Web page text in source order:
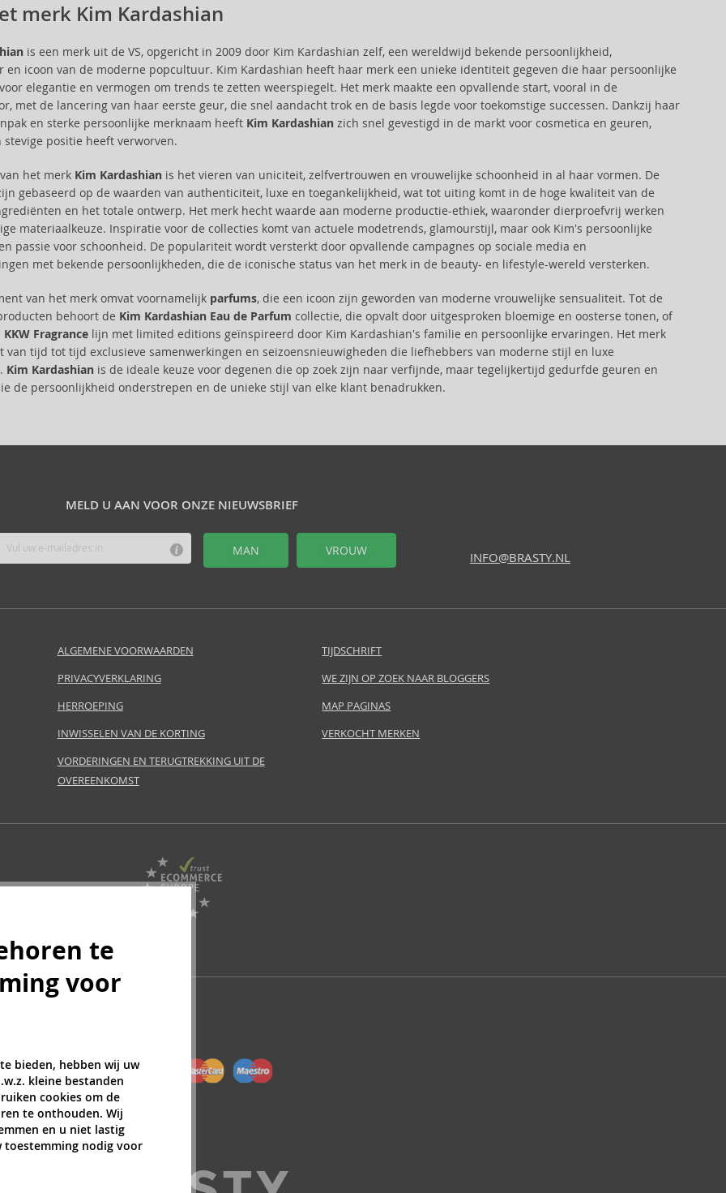
merk Kim Kardashian
is een merk uit de VS, opgericht in 2009 door Kim Kardashian zelf, een wereldwijd bekende persoonlijkheid,
en icoon van de moderne popcultuur. Kim Kardashian heeft haar merk een unieke identiteit gegeven die haar persoonlijke
elegantie en vermogen om trends te zetten weerspiegelt. Het merk maakte een opvallende start, vooral in de
met de lancering van haar eerste geur, die snel aandacht trok en de basis legde voor toekomstige successen. Dankzij haar
en sterke persoonlijke merknaam heeft Kim Kardashianzich snel gevestigd in de markt voor cosmetica en geuren,
stevige positie heeft verworven.
het merk Kim Kardashianis het vieren van uniciteit, zelfvertrouwen en vrouwelijke schoonheid in al haar vormen. De
gebaseerd op de waarden van authenticiteit, luxe en toegankelijkheid, wat tot uiting komt in de hoge kwaliteit van de
en het totale ontwerp. Het merk hecht waarde aan moderne productie-ethiek, waaronder dierproefvrij werken
materiaalkeuze. Inspiratie voor de collecties komt van actuele modetrends, glamourstijl, maar ook Kim's persoonlijke
passie voor schoonheid. De populariteit wordt versterkt door opvallende campagnes op sociale media en
met bekende persoonlijkheden, die de iconische status van het merk in de beauty- en lifestyle-wereld versterken.
van het merk omvat voornamelijk parfums, die een icoon zijn geworden van moderne vrouwelijke sensualiteit. Tot de
behoort de Kim Kardashian Eau de Parfum collectie, die opvalt door uitgesproken bloemige en oosterse tonen, of
KKW Fragrancelijn met limited editions geïnspireerd door Kim Kardashian's familie en persoonlijke ervaringen. Het merk
van tijd tot tijd exclusieve samenwerkingen en seizoensnieuwigheden die liefhebbers van moderne stijl en luxe
Kim Kardashianis de ideale keuze voor degenen die op zoek zijn naar verfijnde, maar tegelijkertijd gedurfde geuren en
de persoonlijkheid onderstrepen en de unieke stijl van elke klant benadrukken.
MELD U AAN VOOR ONZE NIEUWSBRIEF
MAN VROUW INFO@BRASTY.NL
ALGEMENE VOORWAARDEN
PRIVACYVERKLARING
HERROEPING
INWISSELEN VAN DE KORTING
VORDERINGEN EN TERUGTREKKING UIT DE
OVEREENKOMST
TIJDSCHRIFT
WE ZIJN OP ZOEK NAAR BLOGGERS
MAP PAGINAS
VERKOCHT MERKEN
te
voor
bieden, hebben wij uw
kleine bestanden
cookies om de
te onthouden. Wij
en u niet lastig
toestemming nodig voor